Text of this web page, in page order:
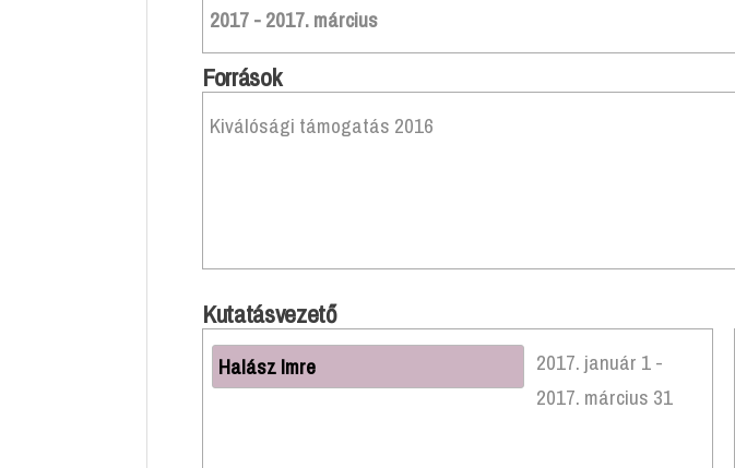
2017 - 2017. március
Források
Kiválósági támogatás 2016
Kutatásvezető
Halász Imre
2017. január 1 -
2017. március 31